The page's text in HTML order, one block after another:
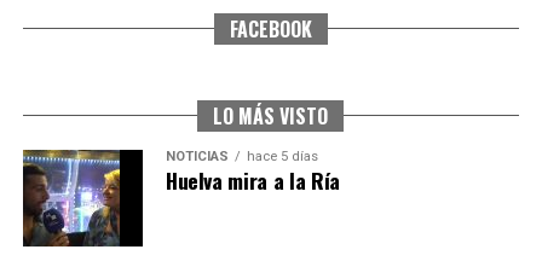
CUARTA CORRIDA DE LAS FIESTAS COLOMBINAS
FACEBOOK
LO MÁS VISTO
NOTICIAS hace 5 días
Huelva mira a la Ría